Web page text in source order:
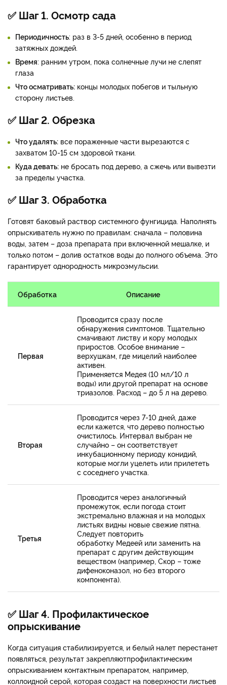
✅ Шаг 1. Осмотр сада
Периодичность: раз в 3-5 дней, особенно в период
затяжных дождей.
Время: ранним утром, пока солнечные лучи не слепят
глаза
Что осматривать: концы молодых побегов и тыльную
сторону листьев.
✅ Шаг 2. Обрезка
Что удалять: все пораженные части вырезаются с
захватом 10-15 см здоровой ткани.
Куда девать: не бросать под дерево, а сжечь или вывезти
за пределы участка.
✅ Шаг 3. Обработка
Готовят баковый раствор системного фунгицида. Наполнять
опрыскиватель нужно по правилам: сначала – половина
воды, затем – доза препарата при включенной мешалке, и
только потом – долив остатков воды до полного объема. Это
гарантирует однородность микроэмульсии.
Обработка Описание
Первая
Проводится сразу после
обнаружения симптомов. Тщательно
смачивают листву и кору молодых
приростов. Особое внимание –
верхушкам, где мицелий наиболее
активен.
Применяется Медея (10 мл/10 л
воды) или другой препарат на основе
триазолов. Расход – до 5 л на дерево.
Вторая
Проводится через 7-10 дней, даже
если кажется, что дерево полностью
очистилось. Интервал выбран не
случайно – он соответствует
инкубационному периоду конидий,
которые могли уцелеть или прилететь
с соседнего участка.
Третья
Проводится через аналогичный
промежуток, если погода стоит
экстремально влажная и на молодых
листьях видны новые свежие пятна.
Следует повторить
обработку Медеей или заменить на
препарат с другим действующим
веществом (например, Скор – тоже
дифеноконазол, но без второго
компонента).
✅ Шаг 4. Профилактическое
опрыскивание
Когда ситуация стабилизируется, и белый налет перестанет
появляться, результат закрепляютпрофилактическим
опрыскиванием контактным препаратом, например,
коллоидной серой, которая создаст на поверхности листьев